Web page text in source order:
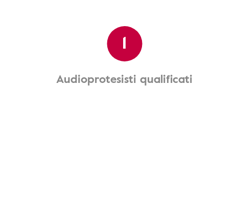
1
Audioprotesisti qualificati